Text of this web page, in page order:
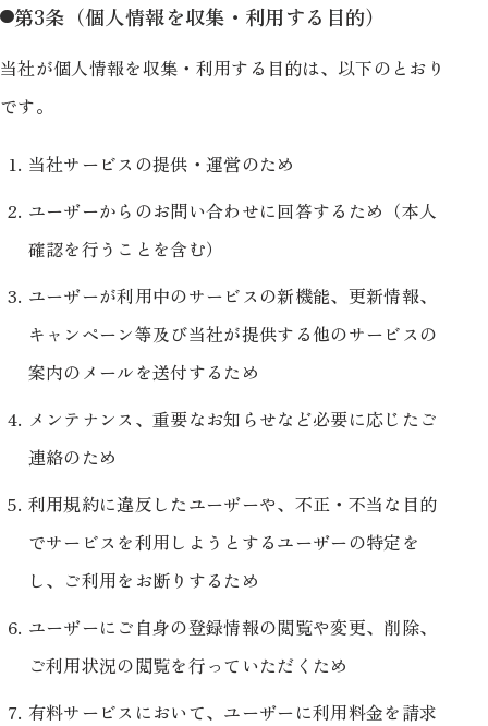
第3条（個人情報を収集・利用する目的）
当社が個人情報を収集・利用する目的は、以下のとおり
です。
当社サービスの提供・運営のため
ユーザーからのお問い合わせに回答するため（本人
確認を行うことを含む）
ユーザーが利用中のサービスの新機能、更新情報、
キャンペーン等及び当社が提供する他のサービスの
案内のメールを送付するため
メンテナンス、重要なお知らせなど必要に応じたご
連絡のため
利用規約に違反したユーザーや、不正・不当な目的
でサービスを利用しようとするユーザーの特定を
し、ご利用をお断りするため
ユーザーにご自身の登録情報の閲覧や変更、削除、
ご利用状況の閲覧を行っていただくため
有料サービスにおいて、ユーザーに利用料金を請求